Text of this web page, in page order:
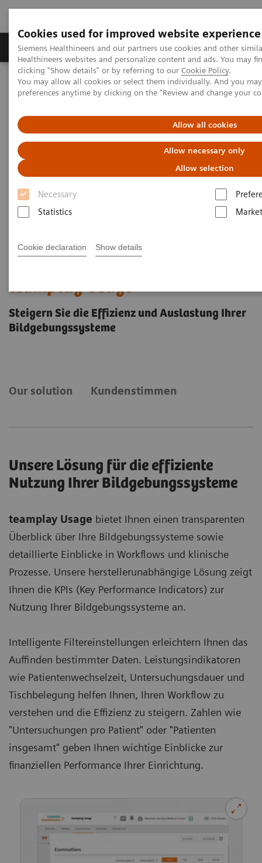
Cookies used for improved website experience
Siemens Healthineers and our partners use cookies and other
Healthineers websites and personalize content and ads. You may
clicking "Show details" or by referring to our Cookie Policy.
You may allow all cookies or select them individually. And you
preferences anytime by clicking on the "Review and change your
Allow all cookies
Allow necessary only
Allow selection
Necessary
Statistics
Cookie declaration Show details
Produkte & Services Fachbereiche
Home
Digital Solutions & Automation
teamplay performance management applications
teamplay Usage
Steigern Sie die Effizienz und Auslastung Ihrer
Bildgebungssysteme
Our solution Kundenstimmen
Unsere Lösung für die effiziente
Nutzung Ihrer Bildgebungssysteme
teamplay Usage bietet Ihnen einen transparenten
Überblick über Ihre Bildgebungssysteme sowie
detaillierte Einblicke in Workflows und klinische
Prozesse. Unsere herstellerunabhängige Lösung zeigt
Ihnen die KPIs (Key Performance Indicators) zur
Nutzung Ihrer Bildgebungssysteme an.
Intelligente Filtereinstellungen erleichtern Ihnen das
Auffinden bestimmter Daten. Leistungsindikatoren
wie Patientenwechselzeit, Untersuchungsdauer und
Tischbelegung helfen Ihnen, Ihren Workflow zu
verstehen und die Effizienz zu steigern. Zahlen wie
"Untersuchungen pro Patient" oder "Patienten
insgesamt" geben Ihnen wichtige Einblicke zur
finanziellen Performance Ihrer Einrichtung.